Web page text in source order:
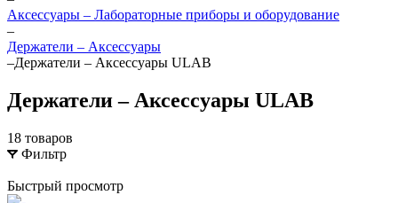
Аксессуары – Лабораторные приборы и оборудование
–
Держатели – Аксессуары
–Держатели – Аксессуары ULAB
Держатели – Аксессуары ULAB
18 товаров
Фильтр
Быстрый просмотр